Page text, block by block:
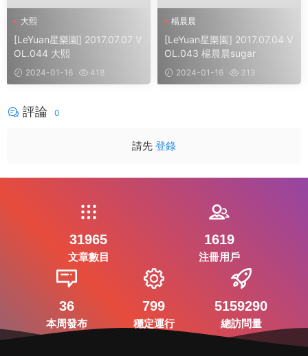
大熙
[LeYuan星樂園] 2017.07.07 V
OL.044 大熙
2024-01-16 418
楊晨晨
[LeYuan星樂園] 2017.07.04 V
OL.043 楊晨晨sugar
2024-01-16 313
評論 0
請先 登錄
31965
文章數目
1619
注冊用戶
36
本周發布
799
穩定運行
5159290
總訪問量